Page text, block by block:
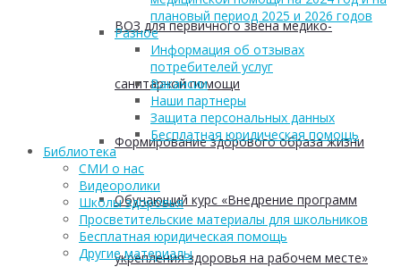
ВОЗ для первичного звена медико-
санитарной помощи
Формирование здорового образа жизни
Обучающий курс «Внедрение программ
укрепления здоровья на рабочем месте»
плановый период 2025 и 2026 годов
Разное
Информация об отзывах
потребителей услуг
Вакансии
Наши партнеры
Защита персональных данных
Бесплатная юридическая помощь
Библиотека
СМИ о нас
Видеоролики
Школы здоровья
Просветительские материалы для школьников
Бесплатная юридическая помощь
Другие материалы